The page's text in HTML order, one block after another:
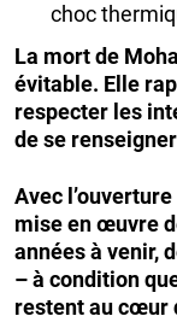
choc
La mort de
évitable. Elle
respecter les
de se
Avec
mise en œuvre
années à venir,
– à condition
restent au cœur